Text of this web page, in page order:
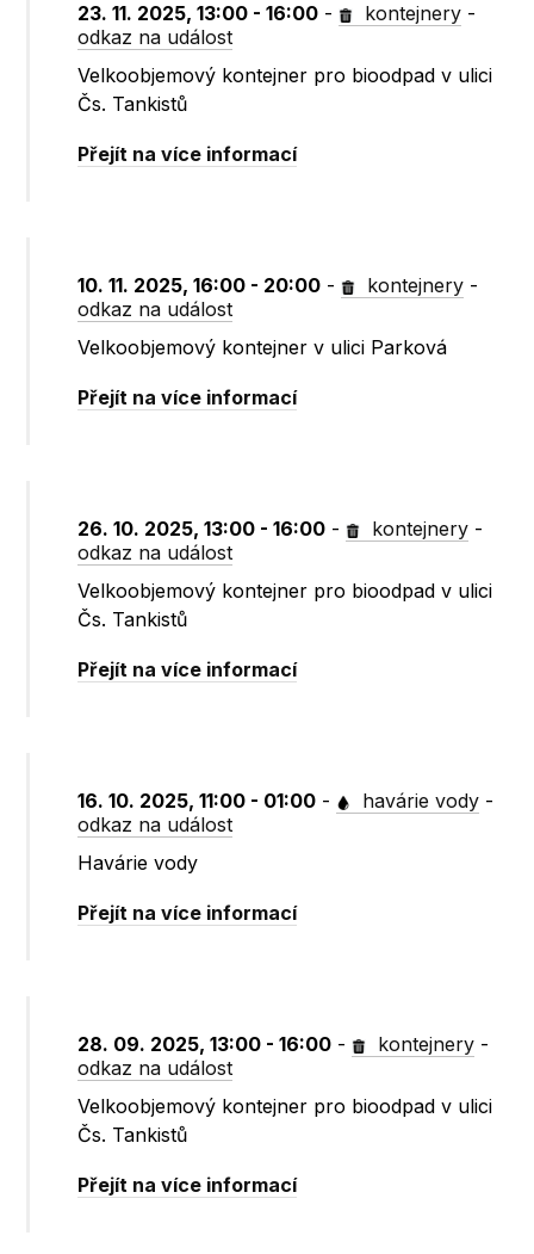
23. 11. 2025, 13:00 - 16:00 - kontejnery -
odkaz na událost
Velkoobjemový kontejner pro bioodpad v ulici
Čs. Tankistů
Přejít na více informací
10. 11. 2025, 16:00 - 20:00 - kontejnery -
odkaz na událost
Velkoobjemový kontejner v ulici Parková
Přejít na více informací
26. 10. 2025, 13:00 - 16:00 - kontejnery -
odkaz na událost
Velkoobjemový kontejner pro bioodpad v ulici
Čs. Tankistů
Přejít na více informací
16. 10. 2025, 11:00 - 01:00 - havárie vody -
odkaz na událost
Havárie vody
Přejít na více informací
28. 09. 2025, 13:00 - 16:00 - kontejnery -
odkaz na událost
Velkoobjemový kontejner pro bioodpad v ulici
Čs. Tankistů
Přejít na více informací